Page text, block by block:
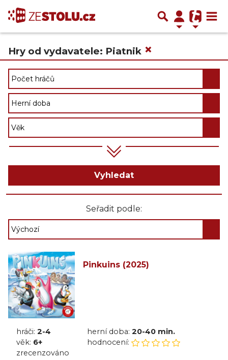
Hry od vydavatele: Piatnik ×
Vyhledat
Seřadit podle:
Pinkuins (2025)
hráči: 2-4 herní doba: 20-40 min.
věk: 6+
hodnocení:
zrecenzováno